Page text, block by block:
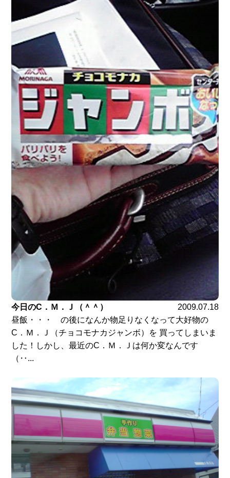
今日のC．Ｍ．Ｊ（＾＾）
2009.07.18
昼飯・・・ の後になんか物足りなくなって大好物の
C．Ｍ．Ｊ（チョコモナカジャンボ）を 買ってしまいま
した！しかし、最近のC．Ｍ．Ｊは何か変なんです
（‥...